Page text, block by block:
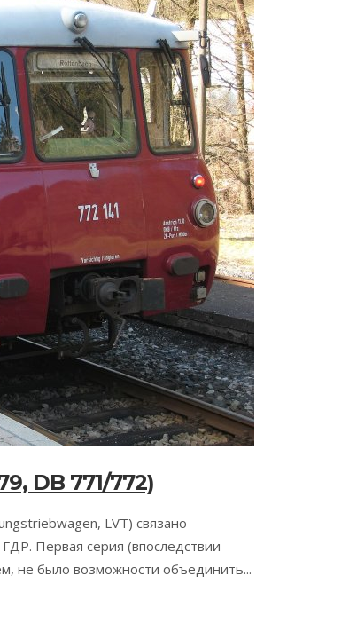
DB 771/772)
LVT) связано
Первая серия (впоследствии
не было возможности объединить...